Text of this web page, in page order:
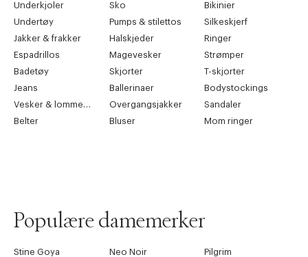
Underkjoler
Sko
Bikinier
Undertøy
Pumps & stilettos
Silkeskjerf
Jakker & frakker
Halskjeder
Ringer
Espadrillos
Magevesker
Strømper
Badetøy
Skjorter
T-skjorter
Jeans
Ballerinaer
Bodystockings
Vesker & lommebøker
Overgangsjakker
Sandaler
Belter
Bluser Mom ringer
Populære damemerker
Stine Goya Neo Noir
Pilgrim